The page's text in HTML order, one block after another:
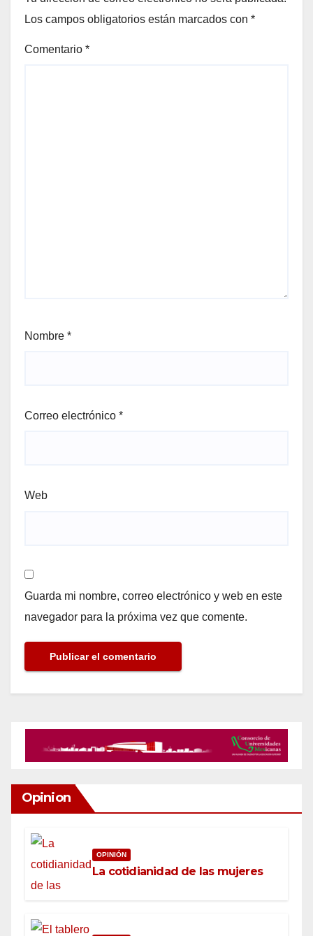
Los campos obligatorios están marcados con *
Comentario *
Nombre *
Correo electrónico *
Web
Guarda mi nombre, correo electrónico y web en este
navegador para la próxima vez que comente.
Opinion
OPINIÓN
La cotidianidad de las mujeres